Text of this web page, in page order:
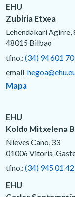
EHU
Zubiria Etxea
Lehendakari Agirre,
48015 Bilbao
tfno.: (34) 94 601 70
email:
Mapa
EHU
Koldo Mitxelena
Nieves Cano, 33
01006 Vitoria-
tfno.: (34) 945 01
EHU